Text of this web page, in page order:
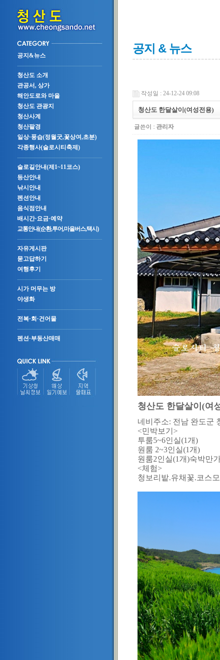
공지&뉴스
청산도 소개
관공서, 상가
해안도로와 마을
청산도 관광지
청산사계
청산팔경
일상·풍습(정월굿,꽃상여,초분)
각종행사(슬로시티축제)
슬로길안내(제1~11코스)
등산안내
낚시안내
펜션안내
음식점안내
배시간·요금·예약
교통안내(순환,투어,마을버스,택시)
자유게시판
묻고답하기
여행후기
시가 머무는 방
야생화
전복·회·건어물
펜션·부동산매매
공지 & 뉴스
작성일 : 24-12-24 09:08
청산도 한달살이(여성전용)
글쓴이 : 관리자
청산도 한달살이(여
네비주소: 전남 완도군
<민박보기>
투룸5~6인실(1개)
원룸 2~3인실(1개)
원룸2인실(1개)숙박만
<체험>
청보리밭.유채꽃.코스